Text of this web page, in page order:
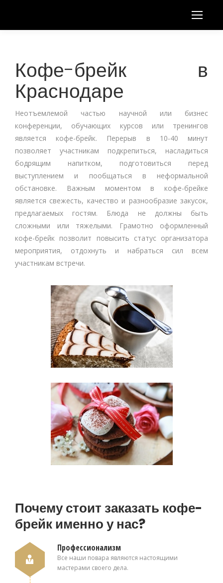
Кофе-брейк в
Краснодаре
Неотъемлемой частью научной или бизнес
конференции, обучающих курсов или тренингов
является кофе-брейк. Перерыв в 10-40 минут
позволяет участникам подкрепиться, насладиться
бодрящим напитком, подготовиться перед
выступлением и пообщаться в неформальной
обстановке. Важным моментом в кофе-брейке
является свежесть, качество и разнообразие закусок,
предлагаемых гостям. Блюда не должны быть
сложными или тяжелыми. Грамотно оформленный
кофе-брейк позволит повысить статус организатора
мероприятия, отдохнуть и набраться сил всем
участникам встречи.
Почему стоит заказать кофе-
брейк именно у нас?
Профессионализм
Все наши повара являются настоящими
мастерами своего дела.